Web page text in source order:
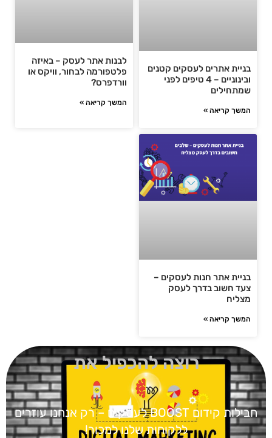
בניית אתרים לעסקים קטנים
ובינוניים – 4 טיפים לפני
שמתחילים
המשך קריאה »
לבנות אתר לעסק – באיזה
פלטפורמה לבחור, וויקס או
וורדפרס?
המשך קריאה »
בניית אתר חנות לעסקים –
צעד חשוב בדרך לעסק
מצליח
המשך קריאה »
רוצה להכפיל את
חבילות קידום BOOST
לעסקים – רק אנחנו עוזרים
ללקוחות שלנו למכור!